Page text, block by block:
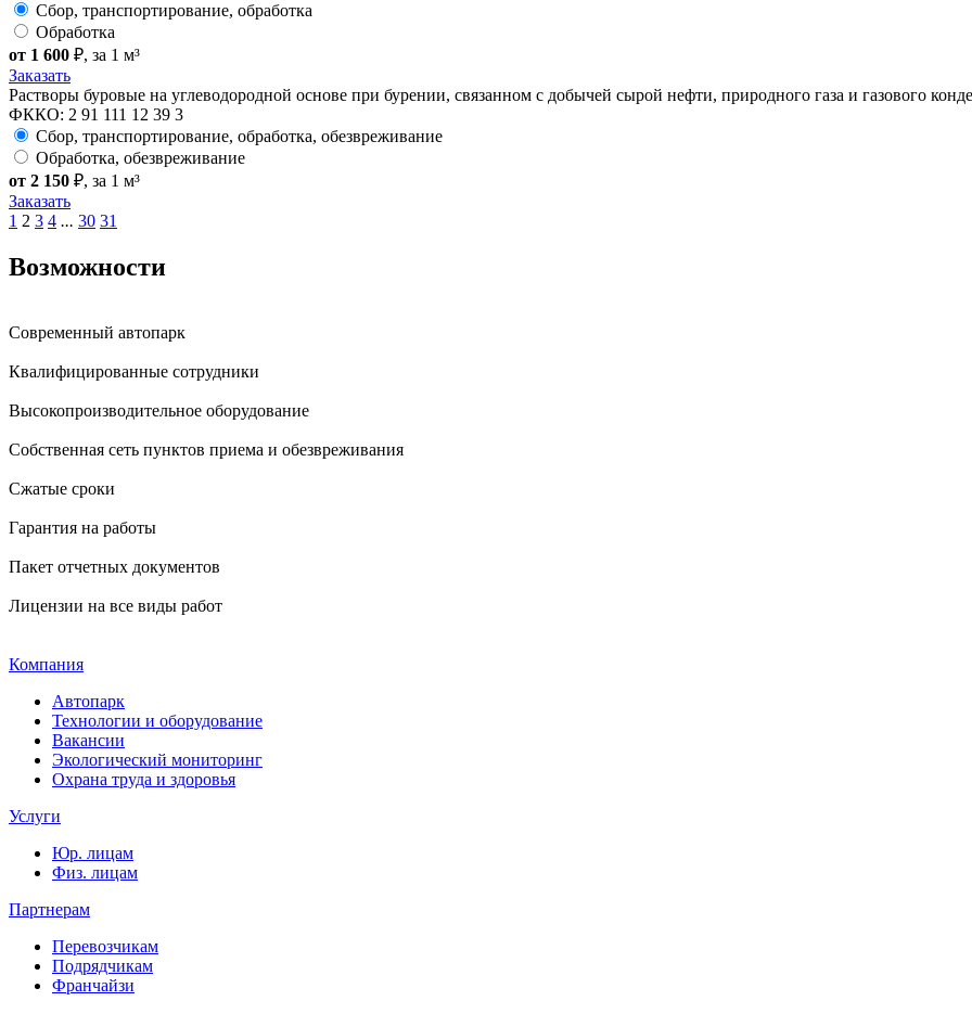
Сбор, транспортирование, обработка
Обработка
от 1 600 ₽, за 1 м³
Заказать
Растворы буровые на углеводородной основе при бурении, связанном с добычей сырой нефти, природного газа и газового
ФККО: 2 91 111 12 39 3
Сбор, транспортирование, обработка, обезвреживание
Обработка, обезвреживание
от 2 150 ₽, за 1 м³
Заказать
1 2 3 4 ... 30 31
Возможности
Современный автопарк
Квалифицированные сотрудники
Высокопроизводительное оборудование
Собственная сеть пунктов приема и обезвреживания
Сжатые сроки
Гарантия на работы
Пакет отчетных документов
Лицензии на все виды работ
Компания
Автопарк
Технологии и оборудование
Вакансии
Экологический мониторинг
Охрана труда и здоровья
Услуги
Юр. лицам
Физ. лицам
Партнерам
Перевозчикам
Подрядчикам
Франчайзи